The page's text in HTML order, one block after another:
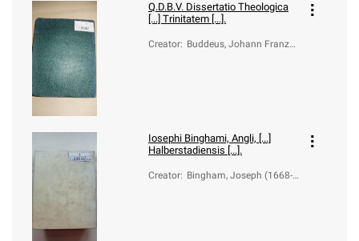
Q.D.B.V. Dissertatio Theologica
[...] Trinitatem [...].
Creator: Buddeus, Johann Franz
Iosephi Binghami, Angli, [...]
Halberstadiensis [...].
Creator: Bingham, Joseph (1668-1